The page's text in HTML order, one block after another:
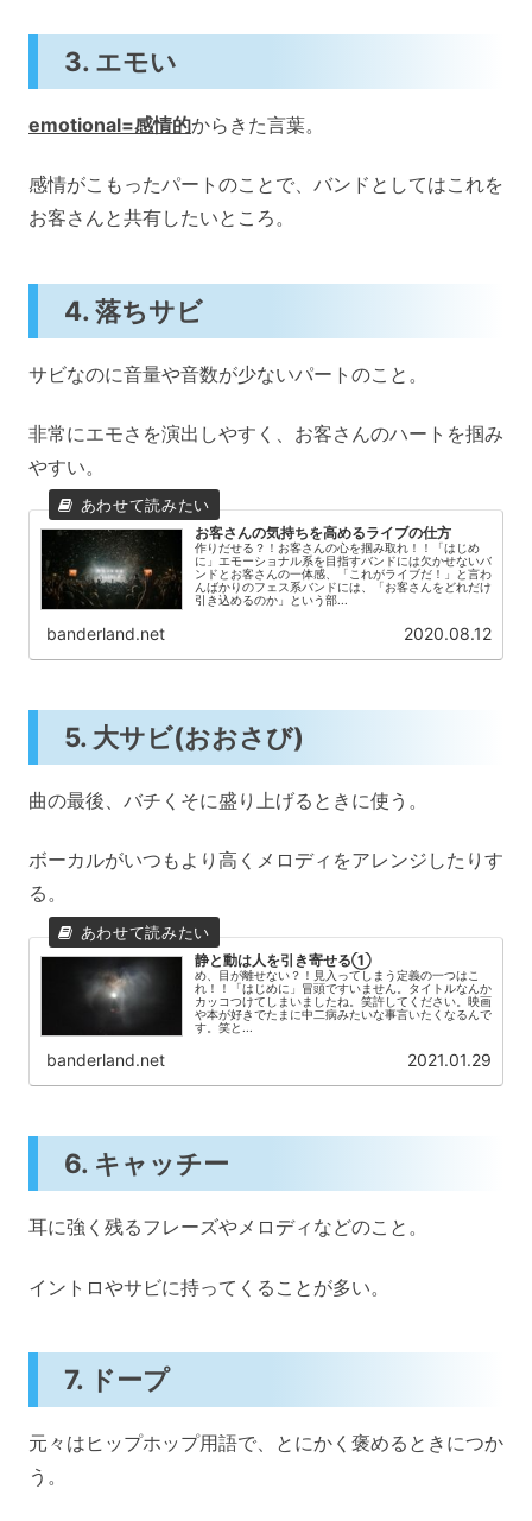
3. エモい
emotional=感情的からきた言葉。
感情がこもったパートのことで、バンドとしてはこれを
お客さんと共有したいところ。
4. 落ちサビ
サビなのに音量や音数が少ないパートのこと。
非常にエモさを演出しやすく、お客さんのハートを掴み
やすい。
お客さんの気持ちを高めるライブの仕方
作りだせる？！お客さんの心を掴み取れ！！「はじめ
に」エモーショナル系を目指すバンドには欠かせないバ
ンドとお客さんの一体感、「これがライブだ！」と言わ
んばかりのフェス系バンドには、「お客さんをどれだけ
引き込めるのか」という部...
banderland.net 2020.08.12
5. 大サビ(おおさび)
曲の最後、バチくそに盛り上げるときに使う。
ボーカルがいつもより高くメロディをアレンジしたりす
る。
静と動は人を引き寄せる①
め、目が離せない？！見入ってしまう定義の一つはこ
れ！！「はじめに」冒頭ですいません。タイトルなんか
カッコつけてしまいましたね。笑許してください。映画
や本が好きでたまに中二病みたいな事言いたくなるんで
す。笑と...
banderland.net 2021.01.29
6. キャッチー
耳に強く残るフレーズやメロディなどのこと。
イントロやサビに持ってくることが多い。
7. ドープ
元々はヒップホップ用語で、とにかく褒めるときにつか
う。